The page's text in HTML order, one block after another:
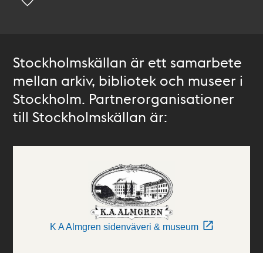
Stockholmskällan är ett samarbete
mellan arkiv, bibliotek och museer i
Stockholm. Partnerorganisationer
till Stockholmskällan är:
K A Almgren sidenväveri & museum